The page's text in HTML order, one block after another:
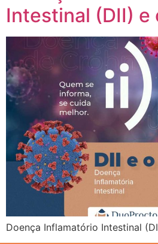
Intestinal (DII) e
Doença Inflamatório Intestinal